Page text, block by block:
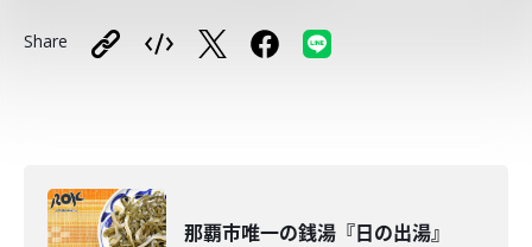
Share
那覇市唯一の銭湯『日の出湯』